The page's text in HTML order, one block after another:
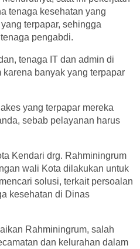
tenaga kesehatan yang
terpapar, sehingga
pengabdi.
tenaga IT dan admin di
banyak yang terpapar
yang terpapar mereka
sebab pelayanan harus
Kendari drg. Rahminingrum
wali Kota dilakukan untuk
solusi, terkait persoalan
kesehatan di Dinas
Rahminingrum, salah
dan kelurahan dalam